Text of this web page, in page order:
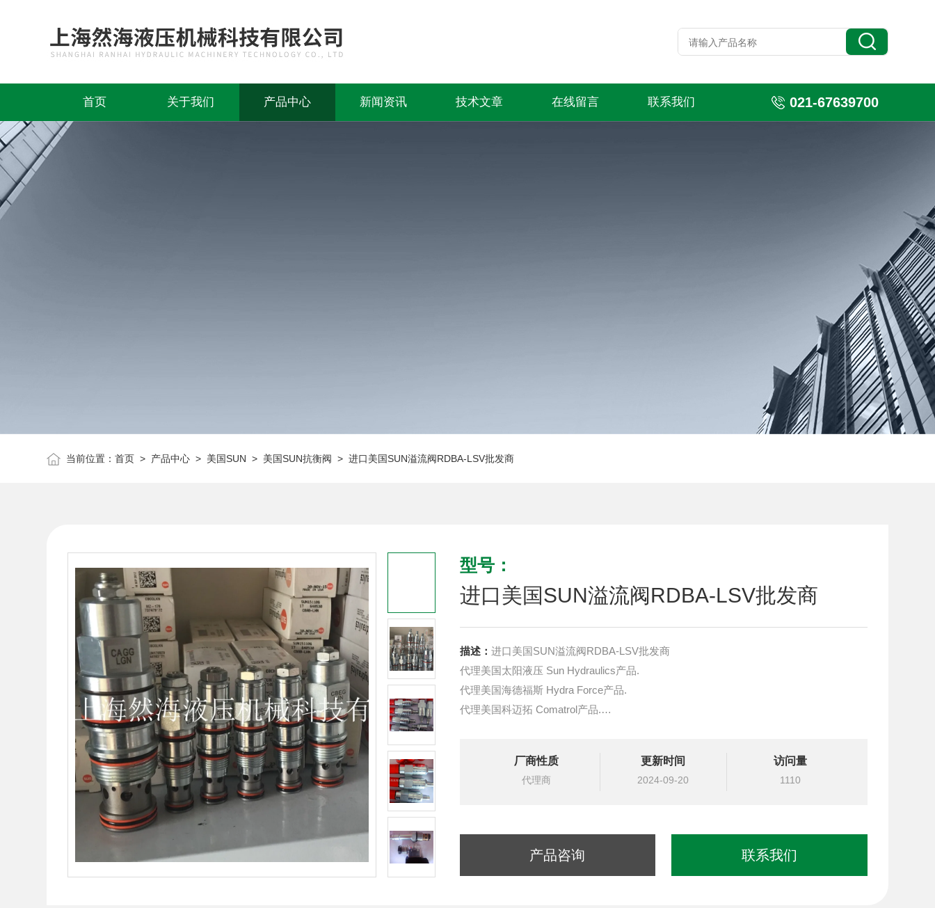
首页 关于我们 产品中心 新闻资讯 技术文章 在线留言 联系我们 021-67639700
当前位置：首页 > 产品中心 > 美国SUN > 美国SUN抗衡阀 > 进口美国SUN溢流阀RDBA-LSV批发商
型号：
进口美国SUN溢流阀RDBA-LSV批发商
描述： 进口美国SUN溢流阀RDBA-LSV批发商
代理美国太阳液压 Sun Hydraulics产品.
代理美国海德福斯 Hydra Force产品.
代理美国科迈拓 Comatrol产品.
液压油缸，经销力士乐、派克、中国台湾北部等液压元件
厂商性质
代理商
更新时间
2024-09-20
访问量
1110
产品咨询 联系我们